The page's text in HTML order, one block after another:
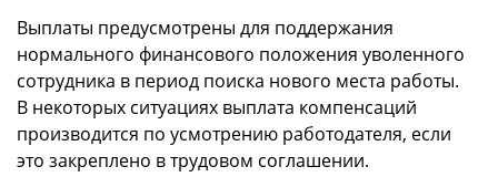
Выплаты предусмотрены для поддержания
нормального финансового положения уволенного
сотрудника в период поиска нового места работы.
В некоторых ситуациях выплата компенсаций
производится по усмотрению работодателя, если
это закреплено в трудовом соглашении.